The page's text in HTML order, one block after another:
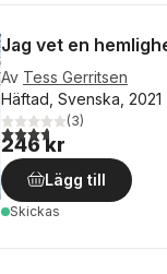
Jag vet en
Av Tess Gerritsen
Häftad, Svenska, 2021
3,7utav 5 stjärnor.
(3)
246 kr
Lägg till
Skickas